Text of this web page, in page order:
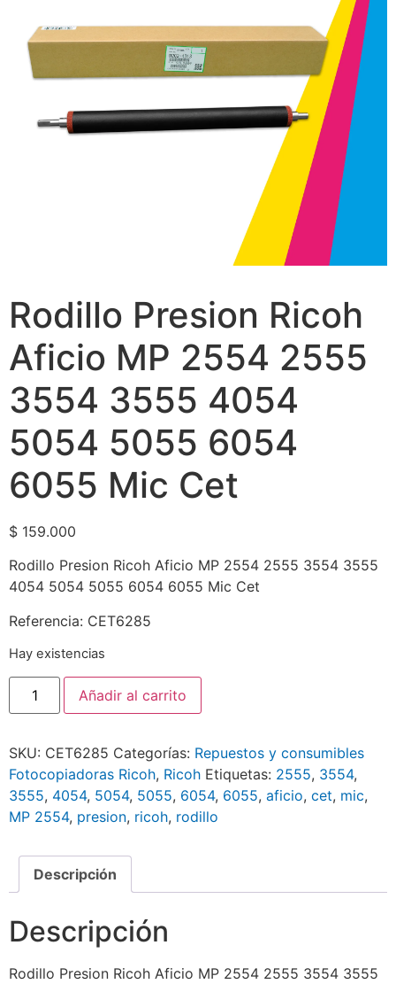
Rodillo Presion Ricoh
Aficio MP 2554 2555
3554 3555 4054
5054 5055 6054
6055 Mic Cet
$ 159.000
Rodillo Presion Ricoh Aficio MP 2554 2555 3554 3555
4054 5054 5055 6054 6055 Mic Cet
Referencia: CET6285
Hay existencias
Añadir al carrito
SKU: CET6285 Categorías: Repuestos y consumibles
Fotocopiadoras Ricoh, Ricoh Etiquetas: 2555, 3554,
3555, 4054, 5054, 5055, 6054, 6055, aficio, cet, mic,
MP 2554, presion, ricoh, rodillo
Descripción
Descripción
Rodillo Presion Ricoh Aficio MP 2554 2555 3554 3555